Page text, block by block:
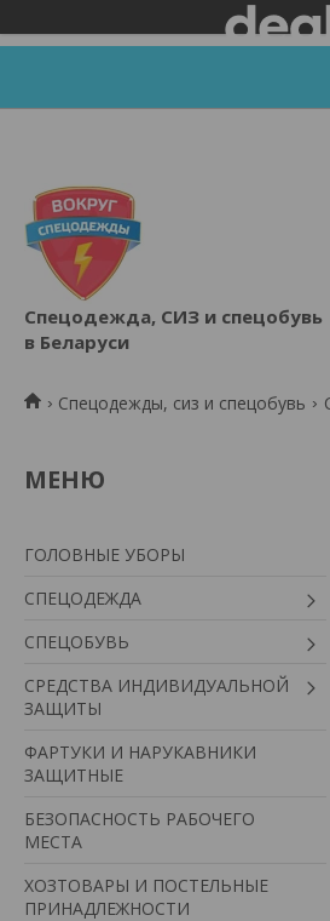
Спецодежда, СИЗ и спецобувь
в Беларуси
Спецодежды, сиз и спецобувь
ГОЛОВНЫЕ УБОРЫ
СПЕЦОДЕЖДА
СПЕЦОБУВЬ
СРЕДСТВА ИНДИВИДУАЛЬНОЙ
ЗАЩИТЫ
ФАРТУКИ И НАРУКАВНИКИ
ЗАЩИТНЫЕ
БЕЗОПАСНОСТЬ РАБОЧЕГО
МЕСТА
ХОЗТОВАРЫ И ПОСТЕЛЬНЫЕ
ПРИНАДЛЕЖНОСТИ